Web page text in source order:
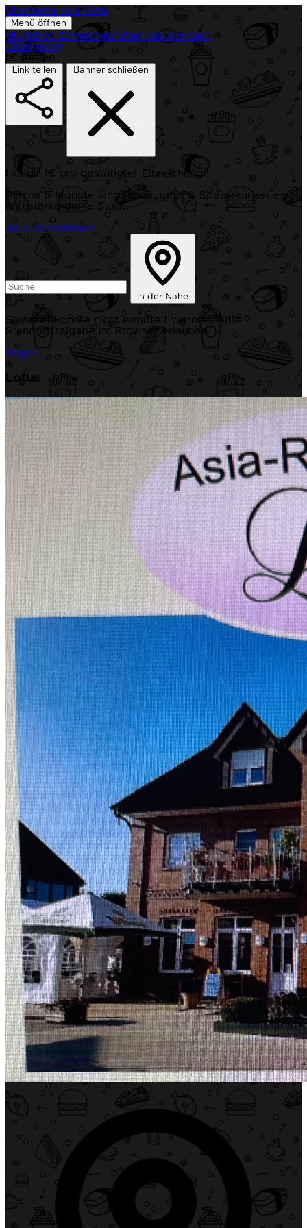
Startseite Alle Orte
Menü öffnen
1€-Aktion Einreichen Über uns Kontakt
Changelog
1€ Aktion
Link teilen Banner schließen
Hol dir 1€ pro bestätigter Einreichung!
Reiche 5 Monate lang Restaurants & Speisekarten ein
und stärke deine Stadt.
Jetzt teilnehmen
In der Nähe
Standort konnte nicht ermittelt werden. Bitte
Standortfreigabe im Browser erlauben.
Sögel
Lotus